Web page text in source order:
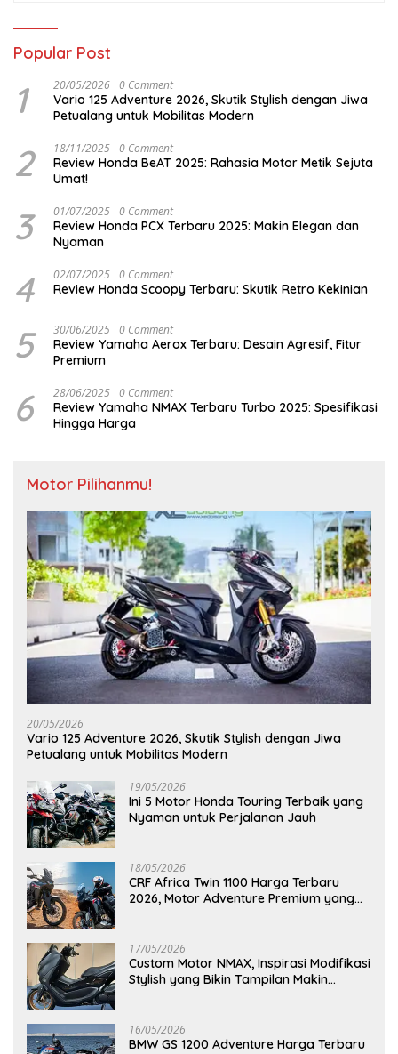
Popular Post
1 20/05/2026 0 Comment
Vario 125 Adventure 2026, Skutik Stylish dengan Jiwa
Petualang untuk Mobilitas Modern
2 18/11/2025 0 Comment
Review Honda BeAT 2025: Rahasia Motor Metik Sejuta
Umat!
3 01/07/2025 0 Comment
Review Honda PCX Terbaru 2025: Makin Elegan dan
Nyaman
4 02/07/2025 0 Comment
Review Honda Scoopy Terbaru: Skutik Retro Kekinian
5 30/06/2025 0 Comment
Review Yamaha Aerox Terbaru: Desain Agresif, Fitur
Premium
6 28/06/2025 0 Comment
Review Yamaha NMAX Terbaru Turbo 2025: Spesifikasi
Hingga Harga
Motor Pilihanmu!
20/05/2026
Vario 125 Adventure 2026, Skutik Stylish dengan Jiwa
Petualang untuk Mobilitas Modern
19/05/2026
Ini 5 Motor Honda Touring Terbaik yang
Nyaman untuk Perjalanan Jauh
18/05/2026
CRF Africa Twin 1100 Harga Terbaru
2026, Motor Adventure Premium yang
17/05/2026
Custom Motor NMAX, Inspirasi Modifikasi
Stylish yang Bikin Tampilan Makin
16/05/2026
BMW GS 1200 Adventure Harga Terbaru